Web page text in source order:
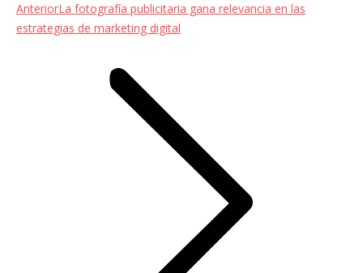
AnteriorEntrada
anterior:
La fotografía publicitaria gana relevancia en las
estrategias de marketing digital